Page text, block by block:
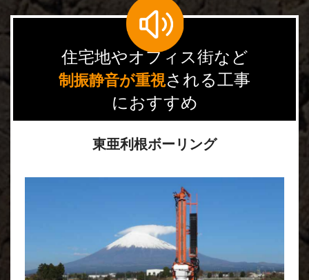
住宅地やオフィス街など
制振静音が重視される工事
におすすめ
東亜利根ボーリング